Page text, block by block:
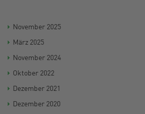
November 2025
März 2025
November 2024
Oktober 2022
Dezember 2021
Dezember 2020